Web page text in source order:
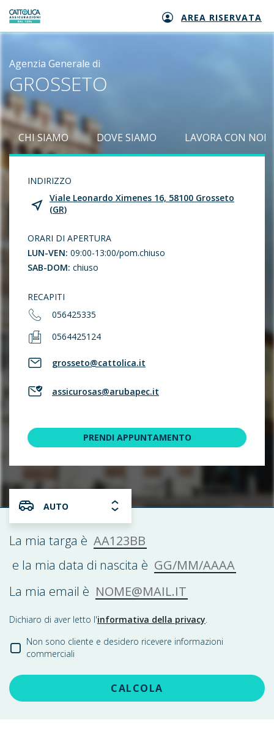
Generali logo AREA RISERVATA
Agenzia Generale di
GROSSETO
CHI SIAMO DOVE SIAMO LAVORA CON NOI
INDIRIZZO
Viale Leonardo Ximenes 16, 58100 Grosseto
(GR)
ORARI DI APERTURA
LUN-VEN: 09:00-13:00/pom.chiuso
SAB-DOM: chiuso
RECAPITI
056425335
0564425124
grosseto@cattolica.it
assicurosas@arubapec.it
PRENDI APPUNTAMENTO
AUTO
La mia targa è AA123BB
e la mia data di nascita è GG/MM/AAAA
La mia email è NOME@MAIL.IT
Dichiaro di aver letto l'informativa della privacy.
Non sono cliente e desidero ricevere informazioni
commerciali
CALCOLA